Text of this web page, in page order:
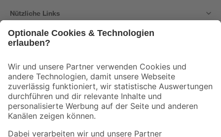
Nützliche Links
Der toom Newsletter: Keine Angebote und Aktionen mehr verpassen!
Zur Newsletter Anmeldung
Folge uns